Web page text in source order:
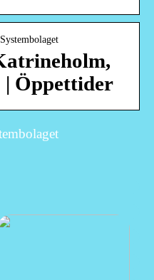
| Öppettider